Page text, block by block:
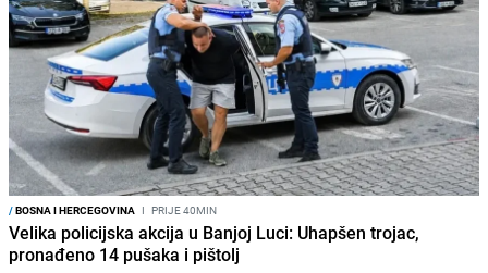
/BOSNA I HERCEGOVINA I PRIJE 40MIN
Velika policijska akcija u Banjoj Luci: Uhapšen trojac,
pronađeno 14 pušaka i pištolj